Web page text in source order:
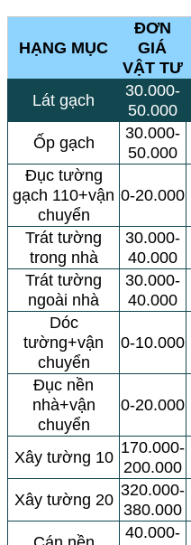
HẠNG MỤC
ĐƠN
GIÁ
VẬT TƯ
Lát gạch
30.000-
50.000
Ốp gạch
30.000-
50.000
Đục tường
gạch 110+vận
chuyển
0-20.000
Trát tường
trong nhà
30.000-
40.000
Trát tường
ngoài nhà
30.000-
40.000
Dóc
tường+vận
chuyển
0-10.000
Đục nền
nhà+vận
chuyển
0-20.000
Xây tường 10
170.000-
200.000
Xây tường 20
320.000-
380.000
40.000-